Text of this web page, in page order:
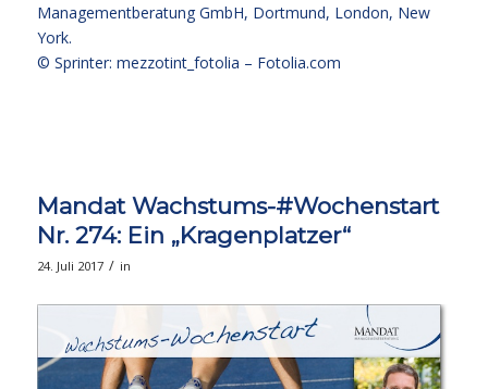
Managementberatung GmbH, Dortmund, London, New
York.
© Sprinter: mezzotint_fotolia – Fotolia.com
Mandat Wachstums-#Wochenstart
Nr. 274: Ein „Kragenplatzer“
24. Juli 2017 / in